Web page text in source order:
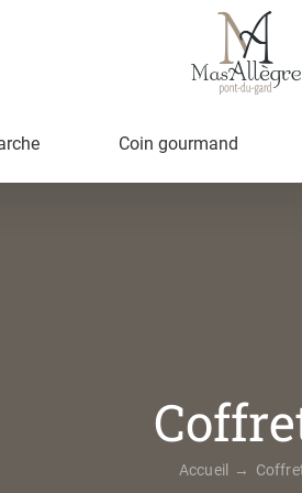
Coin gourmand
Accueil